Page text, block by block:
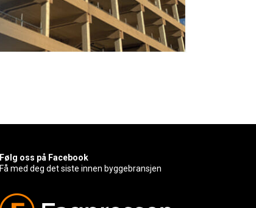
Følg oss på Facebook
Få med deg det siste innen byggebransjen